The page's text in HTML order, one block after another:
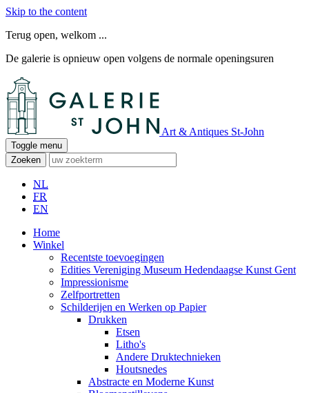
Skip to the content
Terug open, welkom ...
De galerie is opnieuw open volgens de normale openingsuren
Art & Antiques St-John
Toggle menu
Zoeken
NL
FR
EN
Home
Winkel
Recentste toevoegingen
Edities Vereniging Museum Hedendaagse Kunst Gent
Impressionisme
Zelfportretten
Schilderijen en Werken op Papier
Drukken
Etsen
Litho's
Andere Druktechnieken
Houtsnedes
Abstracte en Moderne Kunst